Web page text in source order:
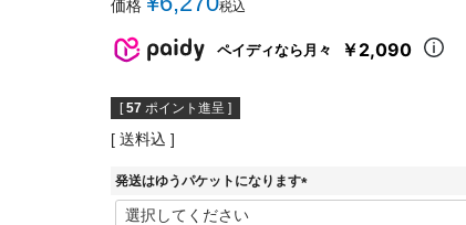
価格
税込
ペイディなら月々 ￥2,090
[ 57 ポイント進呈 ]
送料込
発送はゆうパケットになります
(